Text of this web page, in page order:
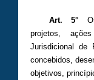
Art. 5°
projetos,
Jurisdicional de
concebidos,
objetivos,